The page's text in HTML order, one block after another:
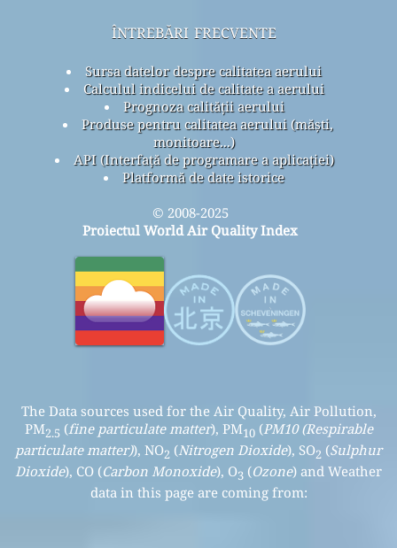
întrebări frecvente
Sursa datelor despre calitatea aerului
Calculul indicelui de calitate a aerului
Prognoza calității aerului
Produse pentru calitatea aerului (măști,
monitoare...)
API (Interfață de programare a aplicației)
Platformă de date istorice
© 2008-2025
Proiectul World Air Quality Index
The Data sources used for the Air Quality, Air Pollution,
PM2.5 (fine particulate matter), PM10(PM10 (Respirable
particulate matter)), NO2 (Nitrogen Dioxide), SO2 (Sulphur
Dioxide), CO (Carbon Monoxide), O3 (Ozone) and Weather
data in this page are coming from: